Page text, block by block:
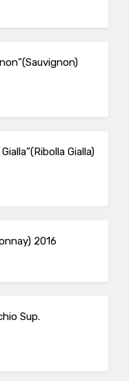
Gialla)
2016
Sup.